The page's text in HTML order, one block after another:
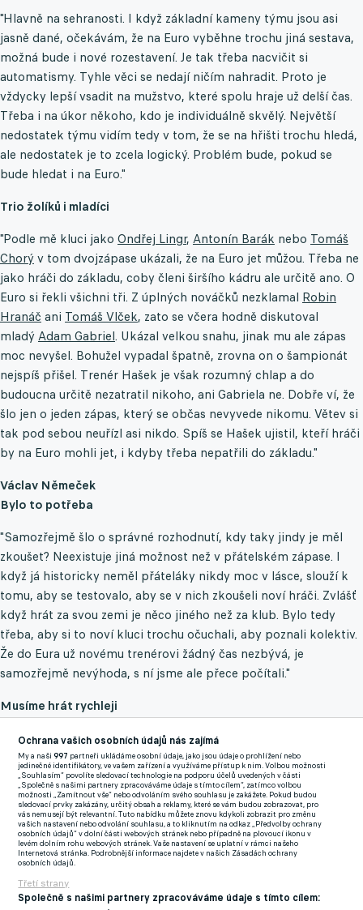
"Hlavně na sehranosti. I když základní kameny týmu jsou asi
jasně dané, očekávám, že na Euro vyběhne trochu jiná sestava,
možná bude i nové rozestavení. Je tak třeba nacvičit si
automatismy. Tyhle věci se nedají ničím nahradit. Proto je
vždycky lepší vsadit na mužstvo, které spolu hraje už delší čas.
Třeba i na úkor někoho, kdo je individuálně skvělý. Největší
nedostatek týmu vidím tedy v tom, že se na hřišti trochu hledá,
ale nedostatek je to zcela logický. Problém bude, pokud se
bude hledat i na Euro."
Trio žolíků i mladíci
"Podle mě kluci jako Ondřej Lingr, Antonín Barák nebo Tomáš
Chorý v tom dvojzápase ukázali, že na Euro jet můžou. Třeba ne
jako hráči do základu, coby členi širšího kádru ale určitě ano. O
Euro si řekli všichni tři. Z úplných nováčků nezklamal Robin
Hranáč ani Tomáš Vlček, zato se včera hodně diskutoval
mladý Adam Gabriel. Ukázal velkou snahu, jinak mu ale zápas
moc nevyšel. Bohužel vypadal špatně, zrovna on o šampionát
nejspíš přišel. Trenér Hašek je však rozumný chlap a do
budoucna určitě nezatratil nikoho, ani Gabriela ne. Dobře ví, že
šlo jen o jeden zápas, který se občas nevyvede nikomu. Větev si
tak pod sebou neuřízl asi nikdo. Spíš se Hašek ujistil, kteří hráči
by na Euro mohli jet, i kdyby třeba nepatřili do základu."
Václav Němeček
Bylo to potřeba
"Samozřejmě šlo o správné rozhodnutí, kdy taky jindy je měl
zkoušet? Neexistuje jiná možnost než v přátelském zápase. I
když já historicky neměl přáteláky nikdy moc v lásce, slouží k
tomu, aby se testovalo, aby se v nich zkoušeli noví hráči. Zvlášť
když hrát za svou zemi je něco jiného než za klub. Bylo tedy
třeba, aby si to noví kluci trochu očuchali, aby poznali kolektiv.
Že do Eura už novému trenérovi žádný čas nezbývá, je
samozřejmě nevýhoda, s ní jsme ale přece počítali."
Musíme hrát rychleji
“Na orientaci v prostoru, na sehranosti. Aby na hřišti každý
věděl, kdo kde stojí. Jelikož ale jádro sestavy zůstává dál stejné,
nemyslím si, že by právě v tomhle měl být na Euro náš největší
problém. Za sebe říkám, že je nutné hrát rychleji od nohy.
Myslím, že o tom mluvil i sám Ivan, prostě je třeba to obehrávat
rychleji. A je jedno, kdo proti nám zrovna stojí. Samozřejmě že
třeba proti Portugalcům to v tomhle směru bude ještě složitější,
do potíží. Zapracovat ovšem musíme i na přesnosti. Hlavně
Ochrana vašich osobních údajů nás zajímá
My a naši997 partneři ukládáme osobní údaje, jako jsou údaje o prohlížení nebo
jedinečné identifikátory, ve vašem zařízení a využíváme přístup k nim. Volbou možnosti
„Souhlasím“ povolíte sledovací technologie na podporu účelů uvedených v části
„Společně s našimi partnery zpracováváme údaje s tímto cílem“, zatímco volbou
možnosti „Zamítnout vše“ nebo odvoláním svého souhlasu je zakážete. Pokud budou
sledovací prvky zakázány, určitý obsah a reklamy, které se vám budou zobrazovat, pro
vás nemusejí být relevantní. Tuto nabídku můžete znovu kdykoli zobrazit pro změnu
vašich nastavení nebo odvolání souhlasu, a to kliknutím na odkaz „Předvolby ochrany
osobních údajů“ v dolní části webových stránek nebo případně na plovoucí ikonu v
levém dolním rohu webových stránek. Vaše nastavení se uplatní v rámci našeho
Internetová stránka. Podrobnější informace najdete v našich Zásadách ochrany
osobních údajů.
Třetí strany
Společně s našimi partnery zpracováváme údaje s tímto cílem: